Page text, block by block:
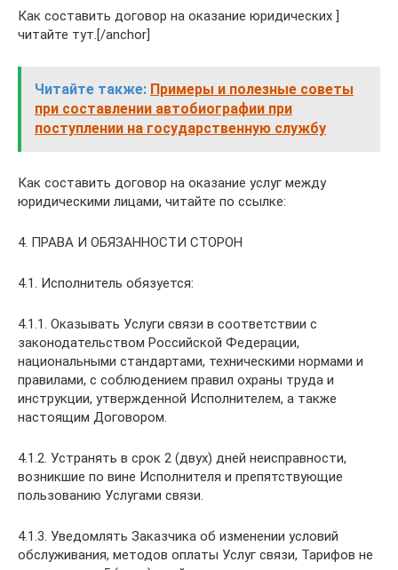
Как составить договор на оказание юридических ]
читайте тут.[/anchor]
Читайте также: Примеры и полезные советы
при составлении автобиографии при
поступлении на государственную службу
Как составить договор на оказание услуг между
юридическими лицами, читайте по ссылке:
4. ПРАВА И ОБЯЗАННОСТИ СТОРОН
4.1. Исполнитель обязуется:
4.1.1. Оказывать Услуги связи в соответствии с
законодательством Российской Федерации,
национальными стандартами, техническими нормами и
правилами, с соблюдением правил охраны труда и
инструкции, утвержденной Исполнителем, а также
настоящим Договором.
4.1.2. Устранять в срок 2 (двух) дней неисправности,
возникшие по вине Исполнителя и препятствующие
пользованию Услугами связи.
4.1.3. Уведомлять Заказчика об изменении условий
обслуживания, методов оплаты Услуг связи, Тарифов не